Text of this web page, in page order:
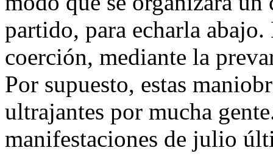
partido, para echarla
coerción, mediante la
Por supuesto, estas
ultrajantes por mucha
manifestaciones de julio